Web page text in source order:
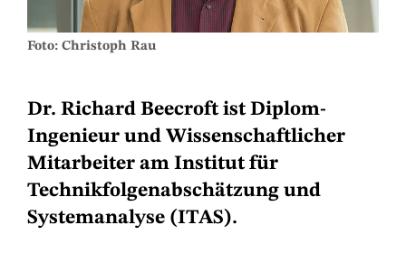
Foto: Christoph Rau
Dr. Richard Beecroft ist Diplom-
Ingenieur und Wissenschaftlicher
Mitarbeiter am Institut für
Technikfolgenabschätzung und
Systemanalyse (ITAS).